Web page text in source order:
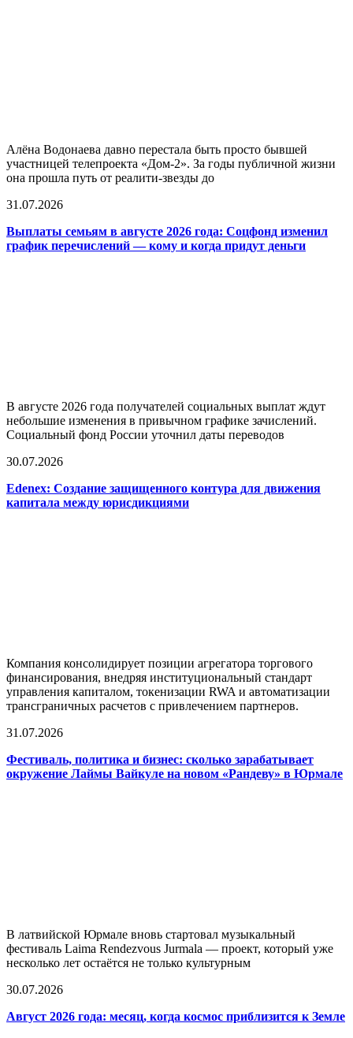
Алёна Водонаева давно перестала быть просто бывшей
участницей телепроекта «Дом-2». За годы публичной жизни
она прошла путь от реалити-звезды до
31.07.2026
Выплаты семьям в августе 2026 года: Соцфонд изменил
график перечислений — кому и когда придут деньги
В августе 2026 года получателей социальных выплат ждут
небольшие изменения в привычном графике зачислений.
Социальный фонд России уточнил даты переводов
30.07.2026
Edenex: Создание защищенного контура для движения
капитала между юрисдикциями
Компания консолидирует позиции агрегатора торгового
финансирования, внедряя институциональный стандарт
управления капиталом, токенизации RWA и автоматизации
трансграничных расчетов с привлечением партнеров.
31.07.2026
Фестиваль, политика и бизнес: сколько зарабатывает
окружение Лаймы Вайкуле на новом «Рандеву» в Юрмале
В латвийской Юрмале вновь стартовал музыкальный
фестиваль Laima Rendezvous Jurmala — проект, который уже
несколько лет остаётся не только культурным
30.07.2026
Август 2026 года: месяц, когда космос приблизится к Земле